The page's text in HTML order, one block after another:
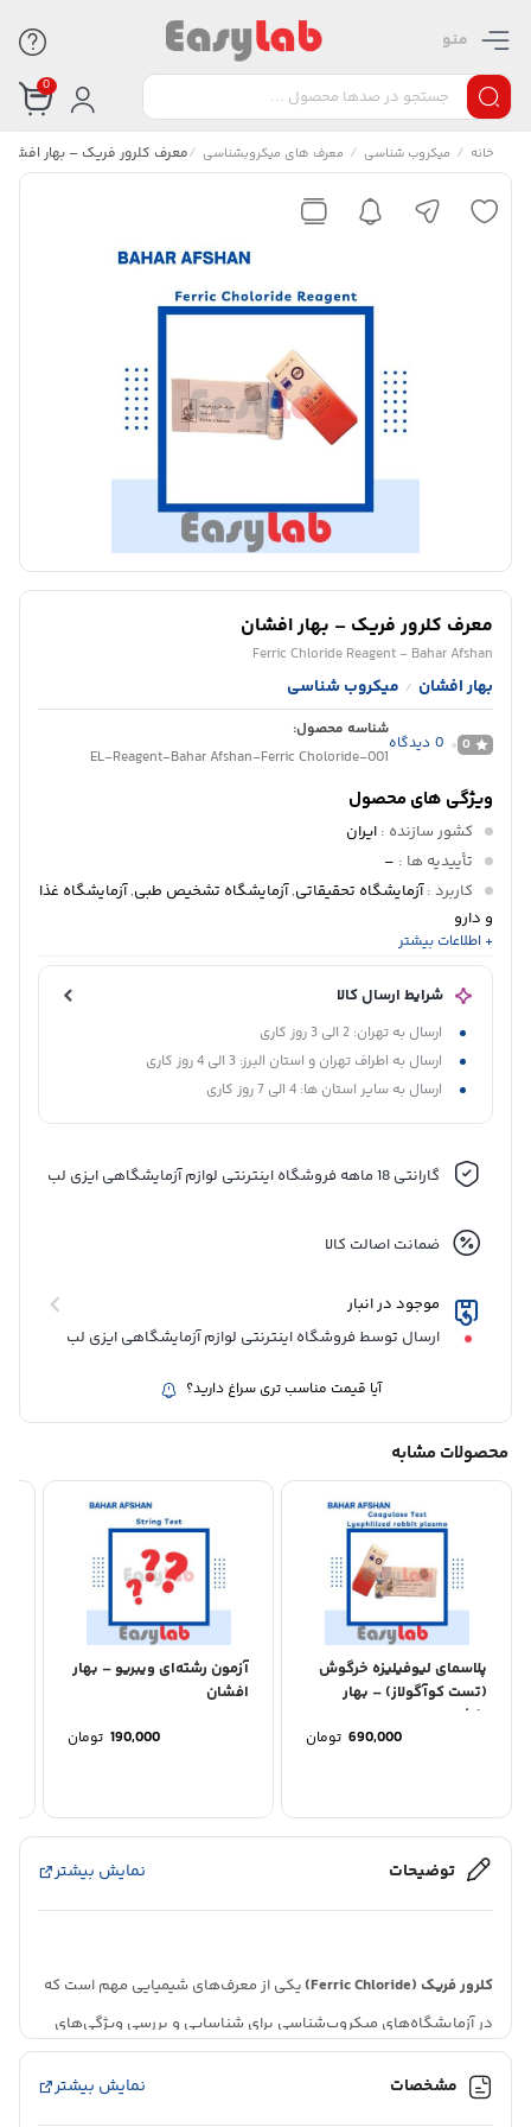
منو
0
خانه / میکروب شناسی / معرف های میکروبشناسی /معرف کلرور فریک – بهار افشان
معرف کلرور فریک – بهار افشان
Ferric Chloride Reagent - Bahar Afshan
بهار افشان / میکروب شناسی
0
0 دیدگاه
شناسه محصول:
EL-Reagent-Bahar Afshan-Ferric Choloride-001
ویژگی های محصول
کشور سازنده : ایران
تأییدیه ها :
–
کاربرد :آزمایشگاه تحقیقاتی,آزمایشگاه تشخیص طبی,آزمایشگاه غذا
و دارو
دپارتمان:میکروبشناسی+ اطلاعات بیشتر
شرایط ارسال کالا
ارسال به تهران: 2 الی 3 روز کاری
ارسال به اطراف تهران و استان البرز: 3 الی 4 روز کاری
ارسال به سایر استان ها: 4 الی 7 روز کاری
گارانتی 18 ماهه فروشگاه اینترنتی لوازم آزمایشگاهی ایزی لب
ضمانت اصالت کالا
موجود در انبار
ارسال توسط فروشگاه اینترنتی لوازم آزمایشگاهی ایزی لب
آیا قیمت مناسب تری سراغ دارید؟
محصولات مشابه
پلاسمای لیوفیلیزه خرگوش
(تست کوآگولاز) – بهار
افشان
690,000 تومان
آزمون رشته‌ای ویبریو – بهار
افشان
190,000 تومان
توضیحات نمایش بیشتر
کلرور فریک (Ferric Chloride
) یکی از معرف‌های شیمیایی مهم است که
در آزمایشگاه‌های میکروب‌شناسی برای شناسایی و بررسی ویژگی‌های
طور عمده در
و تولید اسیدهای
مشخصات نمایش بیشتر